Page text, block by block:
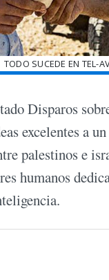
TODO SUCEDE EN TEL-
Disparos
excelentes a
palestinos e
humanos